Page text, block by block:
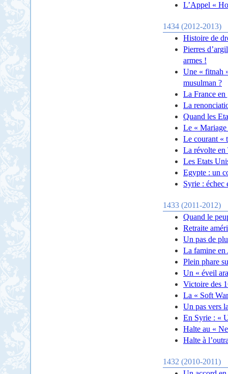
L’Appel «
1434 (2012-2013)
Histoire de
Pierres
armes !
Une « fitnah
musulman ?
La France en
La
Quand les
Le «
Le courant «
La révolte en
Les Etats
Egypte : un
Syrie : échec
1433 (2011-2012)
Quand le
Retraite
Un pas de
La famine en
Plein phare
Un « éveil
Victoire des
La « Soft
Un pas vers
En Syrie : «
Halte au «
Halte à
1432 (2010-2011)